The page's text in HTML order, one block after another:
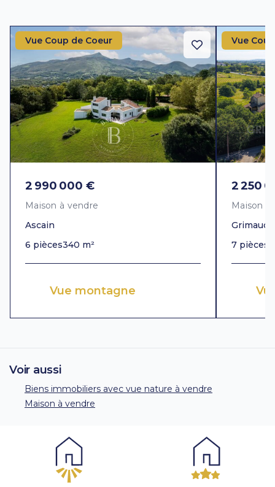
Vue Coup de Coeur
2 990 000 €
Maison à vendre
Ascain
6 pièces340 m²
Vue montagne
Vue
2 250
Maison à
Grimaud
7 pièces
Voir aussi
Biens immobiliers avec vue nature à vendre
Maison à vendre